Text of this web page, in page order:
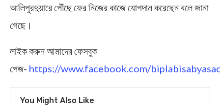
আলিপুরদুয়ারে পৌঁছে ফের নিজের কাজে যোগদান করেছেন বলে জানা
গেছে।
লাইক করুন আমাদের ফেসবুক
পেজ- https://www.facebook.com/
You Might Also Like